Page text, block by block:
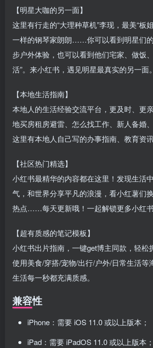
【明星大咖的另一面】
这里有行走的“大理种草机”李现，最美“板
一样的钢琴家朗朗……你可以看到明星们
步户外体验，也可以看到他们宅家、做饭
活”。来小红书，遇见明星最真实的另一面。
【本地生活指南】
本地人的生活经验交流平台，更及时、更
地买房租房避雷、怎么找工作、新人备
这里有本地人自己写的办事指南、教育资讯
【社区热门精选】
小红书最精华的内容都在这里！发现生活
气，和世界分享平凡的浪漫，看小红薯们
热点……每天更新哦！一起解锁更多小红
【超有质感的笔记模板】
小红书出片指南，一键get博主同款，轻松
使用美食/穿搭/宠物/出行/户外/日常生活等
生活每一秒都充满质感。
兼容性
iPhone：需要 iOS 11.0 或以上版本；
iPad：需要 iPadOS 11.0 或以上版本；